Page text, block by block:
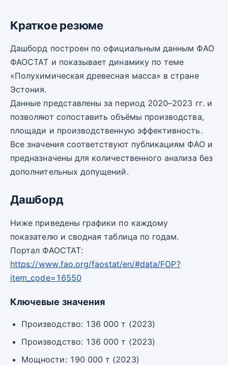
Краткое резюме
Дашборд построен по официальным данным ФАО
ФАОСТАТ и показывает динамику по теме
«Полухимическая древесная масса» в стране
Эстония.
Данные представлены за период 2020–2023 гг. и
позволяют сопоставить объёмы производства,
площади и производственную эффективность.
Все значения соответствуют публикациям ФАО и
предназначены для количественного анализа без
дополнительных допущений.
Дашборд
Ниже приведены графики по каждому
показателю и сводная таблица по годам.
Портал ФАОСТАТ:
https://www.fao.org/faostat/en/#data/FOP?
item_code=16550
Ключевые значения
Производство: 136 000 т (2023)
Производство: 136 000 т (2023)
Мощности: 190 000 т (2023)